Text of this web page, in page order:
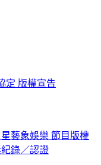
定 版權宣告
星藝象娛樂 節目版權
錄／認證